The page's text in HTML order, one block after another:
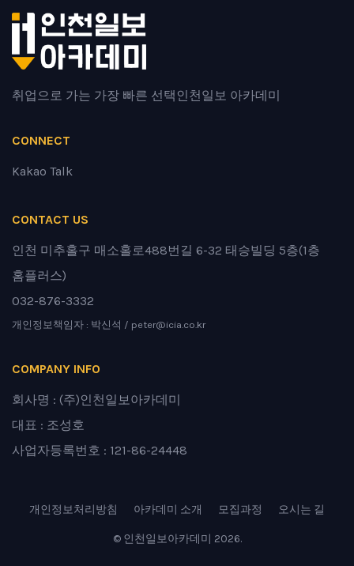
취업으로 가는 가장 빠른 선택 인천일보 아카데미
CONNECT
Kakao Talk
CONTACT US
인천 미추홀구 매소홀로488번길 6-32 태승빌딩 5층(1층
홈플러스)
032-876-3332
개인정보책임자 : 박신석 / peter@icia.co.kr
COMPANY INFO
회사명 : (주)인천일보아카데미
대표 : 조성호
사업자등록번호 : 121-86-24448
개인정보처리방침 아카데미 소개 모집과정 오시는 길
© 인천일보아카데미 2026.